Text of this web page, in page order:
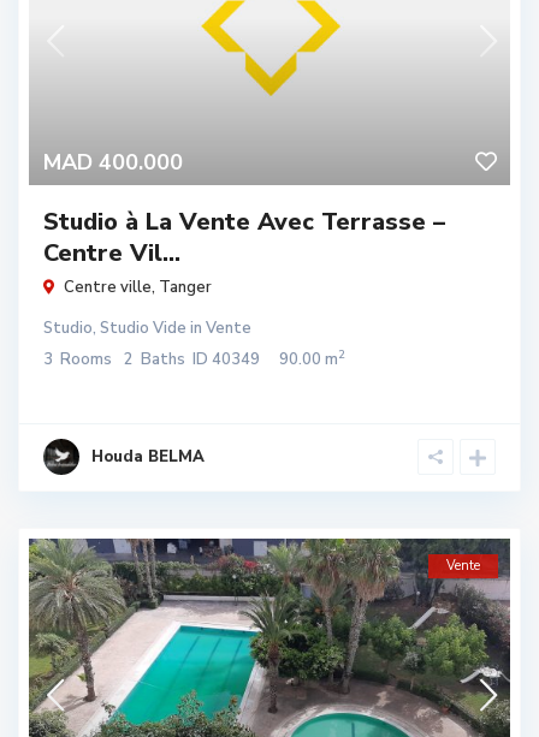
MAD 400.000
Studio à La Vente Avec Terrasse –
Centre Vil...
Centre ville, Tanger
Studio, Studio Vide in Vente
3 Rooms 2 Baths ID 40349 90.00 m2
Houda BELMA
Vente